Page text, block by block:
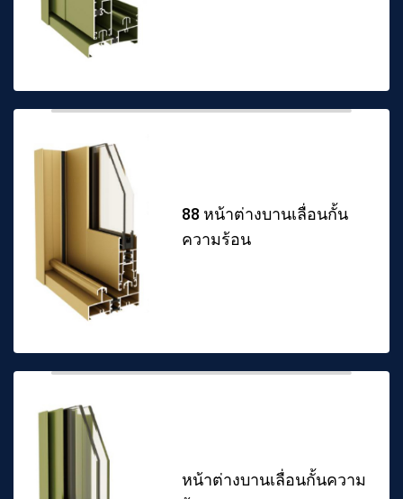
88 หน้าต่างบานเลื่อนกั้น
ความร้อน
หน้าต่างบานเลื่อนกั้นความ